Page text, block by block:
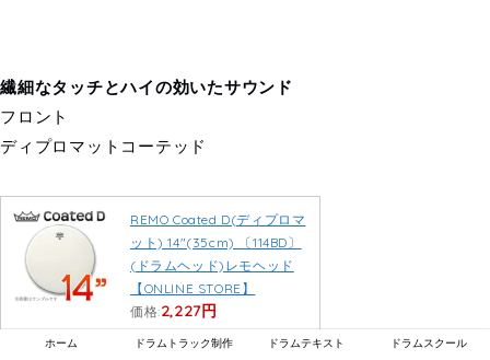
繊細なタッチとハイの効いたサウンド
フロント
ディプロマットコーテッド
REMO Coated D(ディプロマ
ット) 14″(35cm) 〔114BD〕
(ドラムヘッド)レモヘッド
【ONLINE STORE】
価格:2,227円
(2022/2/9 14:50時点)
ホーム ドラムトラック制作 ドラムテキスト ドラムスクール